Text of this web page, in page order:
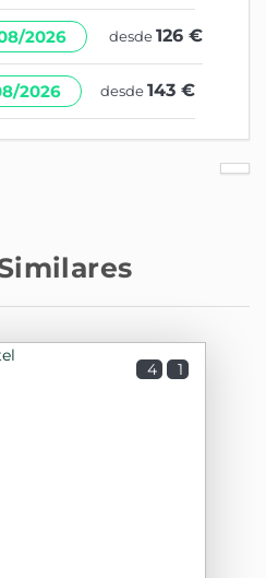
2026 desde126 €
2026 desde143 €
4 1